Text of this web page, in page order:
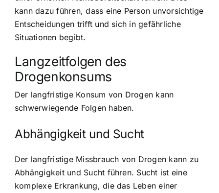
kann dazu führen, dass eine Person unvorsichtige
Entscheidungen trifft und sich in gefährliche
Situationen begibt.
Langzeitfolgen des
Drogenkonsums
Der langfristige Konsum von Drogen kann
schwerwiegende Folgen haben.
Abhängigkeit und Sucht
Der langfristige Missbrauch von Drogen kann zu
Abhängigkeit und Sucht führen. Sucht ist eine
komplexe Erkrankung, die das Leben einer